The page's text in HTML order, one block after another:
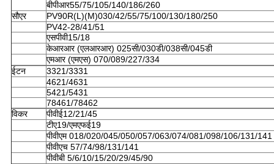
बीपीआर55/75/105/140/186/260
सौएर
PV90R(L)(M)030/42/55/75/100/130/180/250
PV42-28/41/51
एसपीवी15/18
केआरआर (एलआरआर) 025सी/030डी/038सी/045डी
एमआर (एमएस) 070/089/227/334
ईटन
3321/3331
4621/4631
5421/5431
78461/78462
विकर
पीवीई12/21/45
टीए19/एमएफई19
पीवीएम 018/020/045/050/057/063/074/081/098/106/131/141
पीवीएच 57/74/98/131/141
पीवीबी 5/6/10/15/20/29/45/90